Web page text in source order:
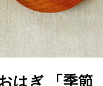
はぎ 「季節